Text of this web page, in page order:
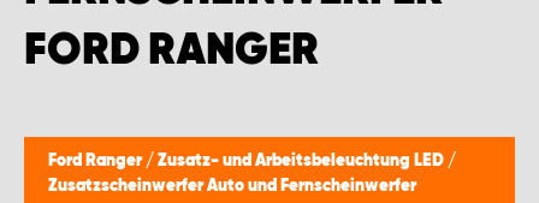
FORD RANGER
Ford Ranger / Zusatz- und Arbeitsbeleuchtung LED /
Zusatzscheinwerfer Auto und Fernscheinwerfer